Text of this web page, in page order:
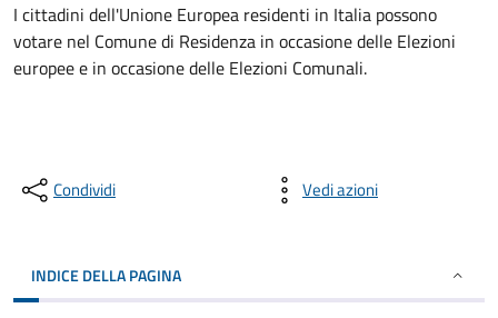
I cittadini dell'Unione Europea residenti in Italia possono
votare nel Comune di Residenza in occasione delle Elezioni
europee e in occasione delle Elezioni Comunali.
Condividi Vedi azioni
INDICE DELLA PAGINA